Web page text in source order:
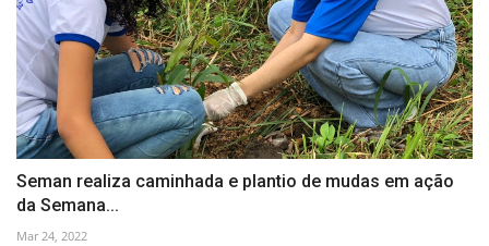
Seman realiza caminhada e plantio de mudas em ação
da Semana...
Mar 24, 2022